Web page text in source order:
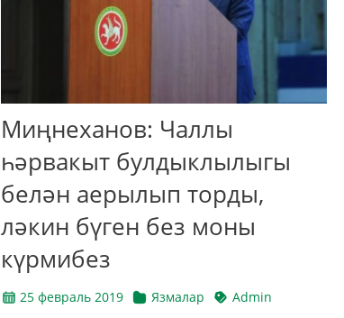
Миңнеханов: Чаллы
һәрвакыт булдыклылыгы
белән аерылып торды,
ләкин бүген без моны
күрмибез
25 февраль 2019 Язмалар Admin